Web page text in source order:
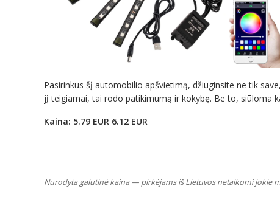
Pasirinkus šį automobilio apšvietimą, džiuginsite ne tik
jį teigiamai, tai rodo patikimumą ir kokybę. Be to, siūloma
Kaina: 5.79 EUR 6.12 EUR
Nurodyta galutinė kaina — pirkėjams iš Lietuvos netaikomi jokie